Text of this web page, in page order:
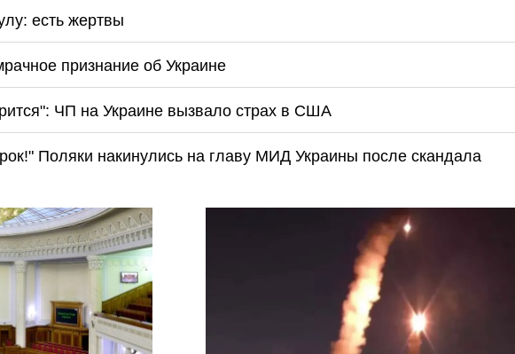
есть жертвы
признание об Украине
ЧП на Украине вызвало страх в США
Поляки накинулись на главу МИД Украины после скандала